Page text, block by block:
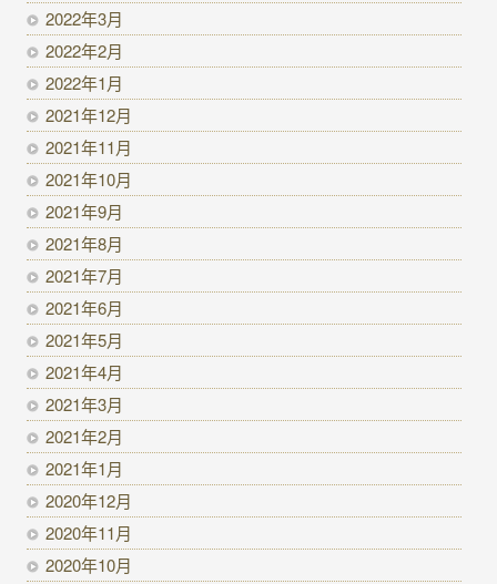
2022年3月
2022年2月
2022年1月
2021年12月
2021年11月
2021年10月
2021年9月
2021年8月
2021年7月
2021年6月
2021年5月
2021年4月
2021年3月
2021年2月
2021年1月
2020年12月
2020年11月
2020年10月